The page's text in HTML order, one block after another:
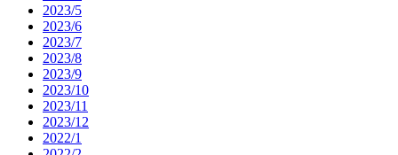
2023/5
2023/6
2023/7
2023/8
2023/9
2023/10
2023/11
2023/12
2022/1